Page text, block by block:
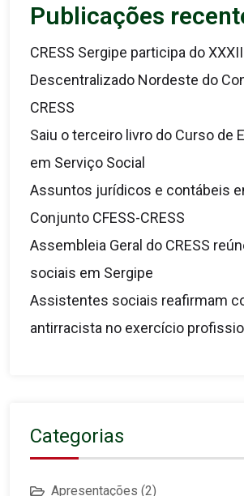
Publicações
CRESS Sergipe participa do
Descentralizado Nordeste do
CRESS
Saiu o terceiro livro do Curso de
em Serviço Social
Assuntos jurídicos e contábeis
Conjunto CFESS-CRESS
Assembleia Geral do CRESS
sociais em Sergipe
Assistentes sociais reafirmam
antirracista no exercício
Categorias
Apresentações (2)